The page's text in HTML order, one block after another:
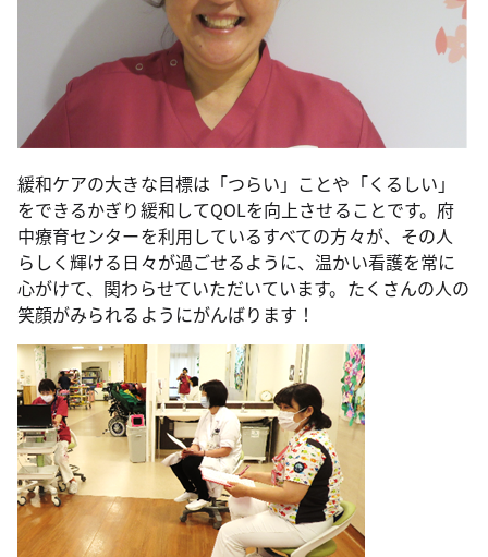
緩和ケアの大きな目標は「つらい」ことや「くるしい」
をできるかぎり緩和してQOLを向上させることです。府
中療育センターを利用しているすべての方々が、その人
らしく輝ける日々が過ごせるように、温かい看護を常に
心がけて、関わらせていただいています。たくさんの人の
笑顔がみられるようにがんばります！